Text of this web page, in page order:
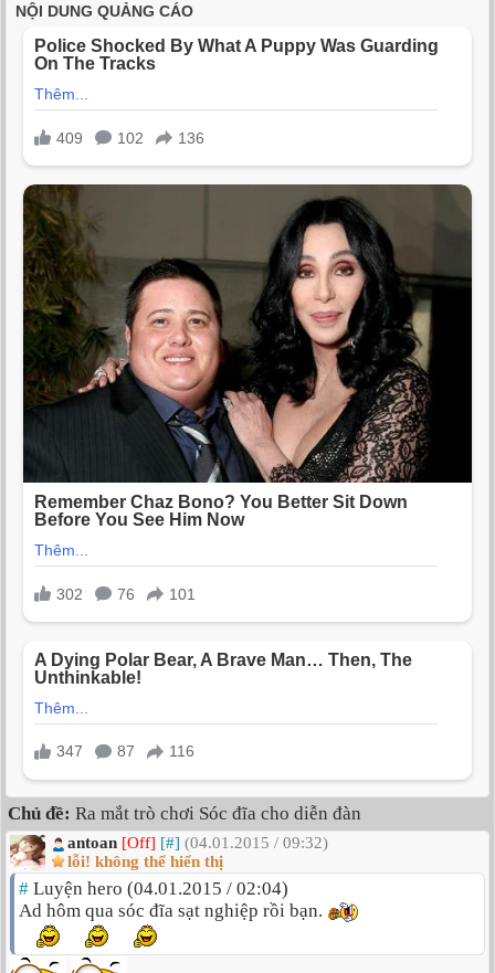
Chủ đề: Ra mắt trò chơi Sóc đĩa cho diễn đàn
antoan [Off] [#] (04.01.2015 / 09:32)
lỗi! không thể hiển thị
# Luyện hero (04.01.2015 / 02:04)
Ad hôm qua sóc đĩa sạt nghiệp rồi bạn.